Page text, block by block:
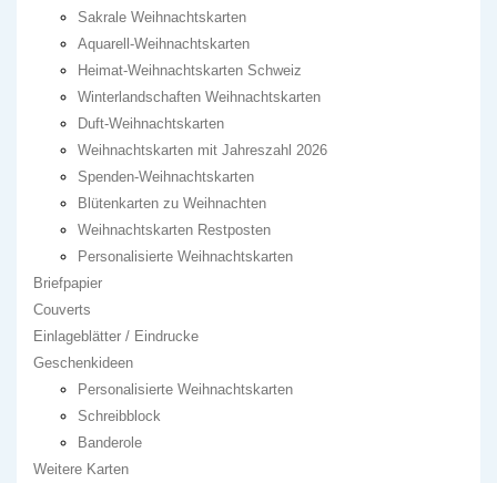
Sakrale Weihnachtskarten
Aquarell-Weihnachtskarten
Heimat-Weihnachtskarten Schweiz
Winterlandschaften Weihnachtskarten
Duft-Weihnachtskarten
Weihnachtskarten mit Jahreszahl 2026
Spenden-Weihnachtskarten
Blütenkarten zu Weihnachten
Weihnachtskarten Restposten
Personalisierte Weihnachtskarten
Briefpapier
Couverts
Einlageblätter / Eindrucke
Geschenkideen
Personalisierte Weihnachtskarten
Schreibblock
Banderole
Weitere Karten